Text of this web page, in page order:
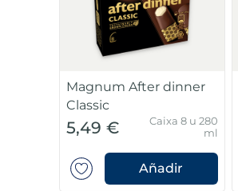
Magnum After dinner
Classic
5,49 €
Caixa 8 u 280
ml
Añadir